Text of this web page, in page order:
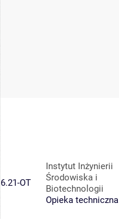
6.21-OT
Instytut Inżynierii
Środowiska i
Biotechnologii
Opieka techniczna